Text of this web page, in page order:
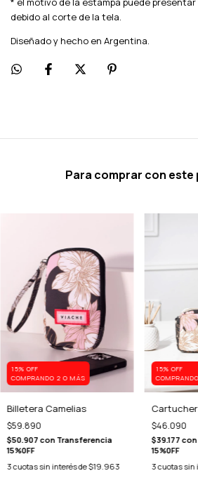
debido al corte de la tela.
Diseñado y hecho en Argentina.
Para comprar con
15% OFF
COMPRANDO 2 O MÁS
Billetera Camelias
$59.890
$50.907 con Transferencia
15%0FF
3cuotas sin interés de$19.963
15% OFF
$46.090
$39.177 con
15%0FF
3cuotas sin